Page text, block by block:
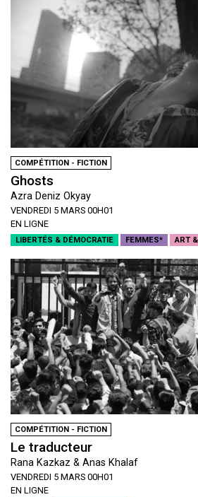
COMPÉTITION - FICTION
Ghosts
Azra Deniz Okyay
VENDREDI 5 MARS 00H01
EN LIGNE
LIBERTÉS & DÉMOCRATIE FEMMES* ART
COMPÉTITION - FICTION
Le traducteur
Rana Kazkaz & Anas Khalaf
VENDREDI 5 MARS 00H01
EN LIGNE